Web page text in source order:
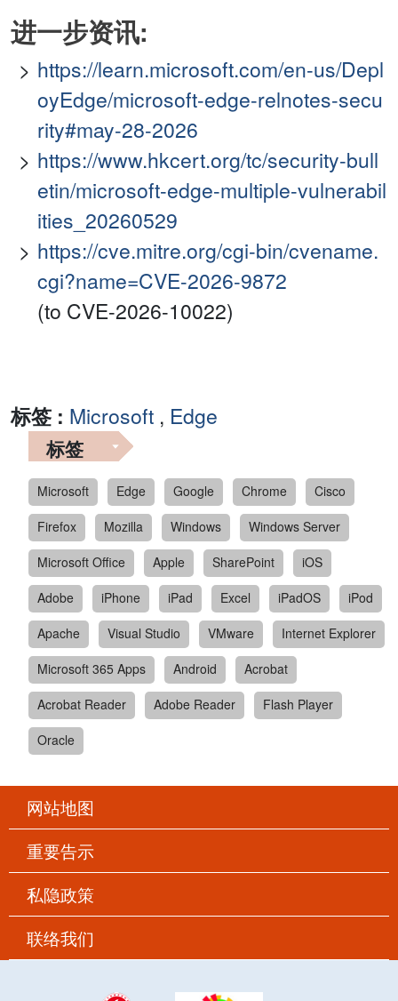
进一步资讯:
https://learn.microsoft.com/en-us/Depl
oyEdge/microsoft-edge-relnotes-secu
rity#may-28-2026
https://www.hkcert.org/tc/security-bull
etin/microsoft-edge-multiple-vulnerabil
ities_20260529
https://cve.mitre.org/cgi-bin/cvename.
cgi?name=CVE-2026-9872
(to CVE-2026-10022)
标签 : Microsoft , Edge
标签
Microsoft Edge Google Chrome
Cisco
Firefox
Mozilla Windows
Windows Server
Microsoft Office
Apple SharePoint
iOS
Adobe
iPhone iPad Excel iPadOS
iPod
Apache
Visual Studio VMware
Internet Explorer
Microsoft 365 Apps
Android
Acrobat
Acrobat Reader
Adobe Reader
Flash Player
Oracle
网站地图
重要告示
私隐政策
联络我们